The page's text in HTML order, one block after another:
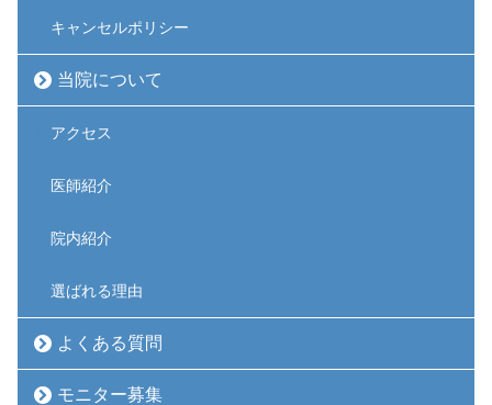
キャンセルポリシー
当院について
アクセス
医師紹介
院内紹介
選ばれる理由
よくある質問
モニター募集